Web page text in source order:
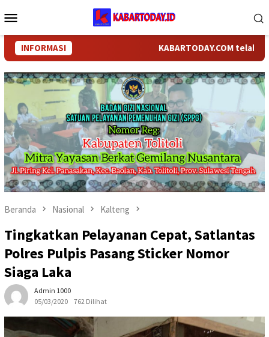
ke
Mobile
INFORMASI KABARTODAY.COM telah
Beranda Nasional Kalteng
Tingkatkan Pelayanan Cepat, Satlantas
Polres Pulpis Pasang Sticker Nomor
Siaga Laka
Admin 1000
05/03/2020
762 Dilihat